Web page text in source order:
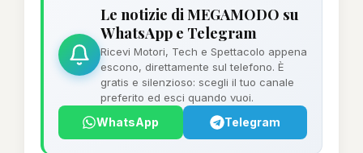
Le notizie di MEGAMODO su
WhatsApp e Telegram
Ricevi Motori, Tech e Spettacolo appena
escono, direttamente sul telefono. È
gratis e silenzioso: scegli il tuo canale
preferito ed esci quando vuoi.
WhatsApp Telegram